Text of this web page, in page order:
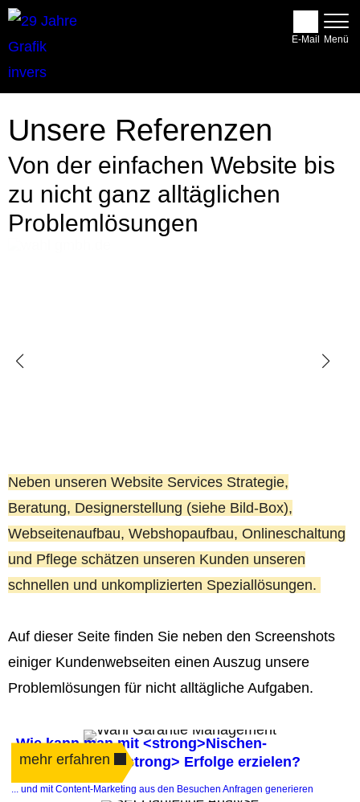
Unsere Referenzen
Von der einfachen Website bis
zu nicht ganz alltäglichen
Problemlösungen
Neben unseren Website Services Strategie,
Beratung, Designerstellung (siehe Bild-Box),
Webseitenaufbau, Webshopaufbau, Onlineschaltung
und Pflege schätzen unseren Kunden unseren
schnellen und unkomplizierten Speziallösungen.
Auf dieser Seite finden Sie neben den Screenshots
einiger Kundenwebseiten einen Auszug unsere
Problemlösungen für nicht alltägliche Aufgaben.
Wie kann man mit <strong>Nischen-
Suchbegriffen</strong> Erfolge erzielen?
mehr erfahren
... und mit Content-Marketing aus den Besuchen Anfragen generieren